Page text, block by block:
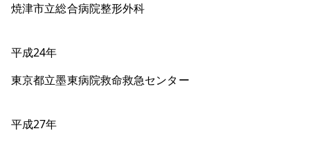
焼津市立総合病院整形外科
平成24年
東京都立墨東病院救命救急センター
平成27年